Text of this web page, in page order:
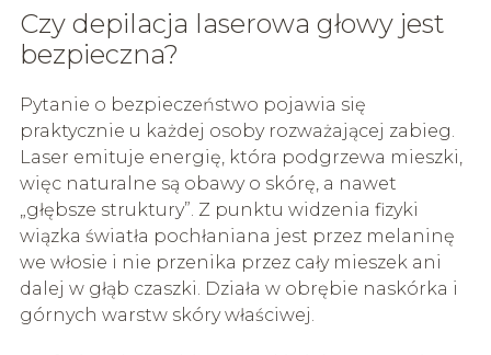
Czy depilacja laserowa głowy jest
bezpieczna?
Pytanie o bezpieczeństwo pojawia się
praktycznie u każdej osoby rozważającej zabieg.
Laser emituje energię, która podgrzewa mieszki,
więc naturalne są obawy o skórę, a nawet
„głębsze struktury”. Z punktu widzenia fizyki
wiązka światła pochłaniana jest przez melaninę
we włosie i nie przenika przez cały mieszek ani
dalej w głąb czaszki. Działa w obrębie naskórka i
górnych warstw skóry właściwej.